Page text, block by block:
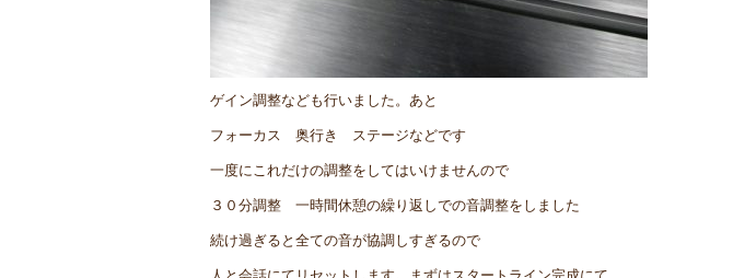
ゲイン調整なども行いました。あと
フォーカス 奥行き ステージなどです
一度にこれだけの調整をしてはいけませんので
３０分調整 一時間休憩の繰り返しでの音調整をしました
続け過ぎると全ての音が協調しすぎるので